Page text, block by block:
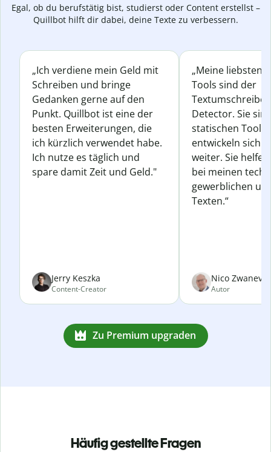
Egal, ob du berufstätig bist, studierst oder Content erstellst –
Quillbot hilft dir dabei, deine Texte zu verbessern.
„Ich verdiene mein Geld mit
Schreiben und bringe
Gedanken gerne auf den
Punkt. Quillbot ist eine der
besten Erweiterungen, die
ich kürzlich verwendet habe.
Ich nutze es täglich und
spare damit Zeit und Geld."
Jerry Keszka
Content-Creator
„Meine liebsten
Tools sind der
Detector. Sie
statischen
entwickeln sich
weiter. Sie
bei meinen
gewerblichen
Texten.“
Nico
Autor
Zu Premium upgraden
Häufig gestellte Fragen